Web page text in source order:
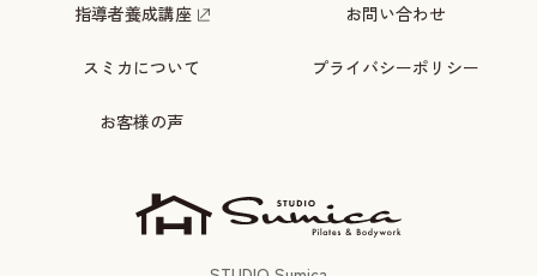
指導者養成講座
スミカについて
お客様の声
お問い合わせ
プライバシーポリシー